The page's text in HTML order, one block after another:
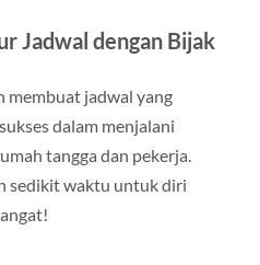
Jadwal dengan Bijak
membuat jadwal yang
dalam menjalani
tangga dan pekerja.
sedikit waktu untuk diri